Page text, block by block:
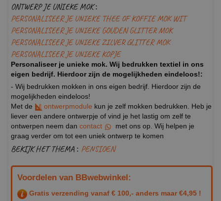
ONTWERP JE UNIEKE MOK :
PERSONALISEER JE UNIEKE THEE OF KOFFIE MOK WIT
PERSONALISEER JE UNIEKE GOUDEN GLITTER MOK
PERSONALISEER JE UNIEKE ZILVER GLITTER MOK
PERSONALISEER JE UNIEKE KOPJE
Personaliseer je unieke mok. Wij bedrukken textiel in ons
eigen bedrijf. Hierdoor zijn de mogelijkheden eindeloos!:
- Wij bedrukken mokken in ons eigen bedrijf. Hierdoor zijn de
mogelijkheden eindeloos!
Met de
ontwerpmodule kun je zelf mokken bedrukken. Heb je
liever een andere ontwerpje of vind je het lastig om zelf te
ontwerpen neem dan contact
met ons op. Wij helpen je
graag verder om tot een uniek ontwerp te komen
BEKIJK HET THEMA : PENSIOEN
Voordelen van BBwebwinkel:
Gratis verzending vanaf € 100,- anders maar €4,95 !